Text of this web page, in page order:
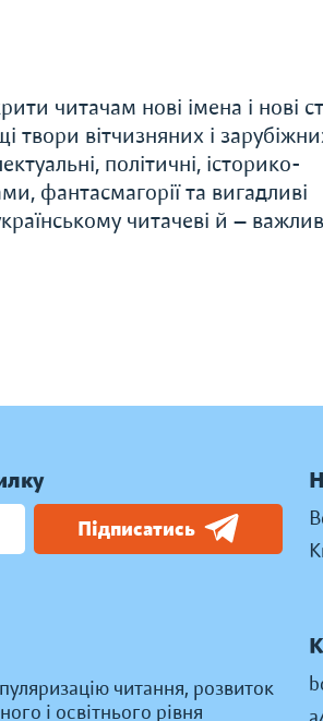
читачам нові імена і нові
твори вітчизняних і
політичні, історико-
фантасмагорії та вигадливі
читачеві й —
Підписатись
читання, розвиток
і освітнього рівня